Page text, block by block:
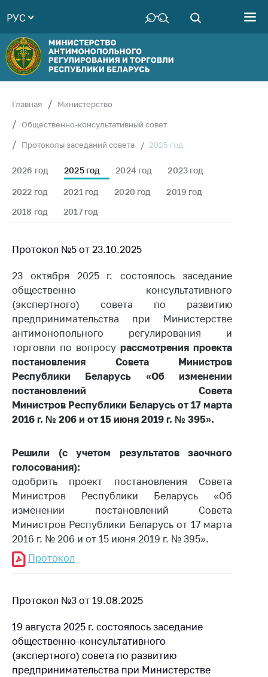
Руководство
Структура
Министерства
Территориальные
деятельность
Общественно-
совет
Белорусская
универсальная
товарная биржа
Общественная
жизнь
Идеологическая
работа
Официальные
геральдические
символы
Деятельность
Ценовая политика
Антимонопольное
регулирование и
конкуренция
Торговля и услуги
потребителей
Регулирование
рекламной
деятельности
РУС
Главная Министерство
Общественно-консультативный совет
Протоколы заседаний совета 2025 год
2026 год 2025 год 2024 год 2023 год
2022 год 2021 год 2020 год
2019 год
2018 год
2017 год
Протокол №5 от 23.10.2025
23 октября 2025 г. состоялось заседание
общественно консультативного
(экспертного) совета по развитию
предпринимательства при Министерстве
антимонопольного регулирования и
торговли по вопросу рассмотрения проекта
постановления Совета Министров
Республики Беларусь «Об изменении
постановлений Совета
Министров Республики Беларусь от 17 марта
2016 г. № 206 и от 15 июня 2019 г. № 395».
Решили (с учетом результатов заочного
голосования):
одобрить проект постановления Совета
Министров Республики Беларусь «Об
изменении постановлений Совета
Министров Республики Беларусь от 17 марта
2016 г. № 206 и от 15 июня 2019 г. № 395».
Протокол
Протокол №3 от 19.08.2025
19 августа 2025 г. состоялось заседание
общественно-консультативного
(экспертного) совета по развитию
предпринимательства при Министерстве